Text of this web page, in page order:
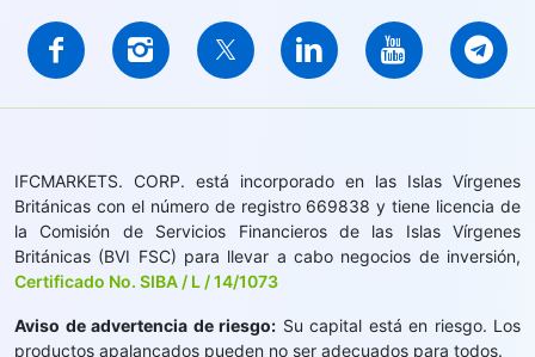
IFCMARKETS. CORP. está incorporado en las Islas Vírgenes
Británicas con el número de registro 669838 y tiene licencia de
la Comisión de Servicios Financieros de las Islas Vírgenes
Británicas (BVI FSC) para llevar a cabo negocios de inversión,
Certificado No. SIBA / L / 14/1073
Aviso de advertencia de riesgo: Su capital está en riesgo. Los
productos apalancados pueden no ser adecuados para todos.